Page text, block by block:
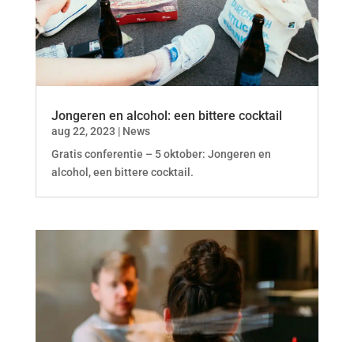
Jongeren en alcohol: een bittere cocktail
aug 22, 2023 | News
Gratis conferentie – 5 oktober: Jongeren en
alcohol, een bittere cocktail.